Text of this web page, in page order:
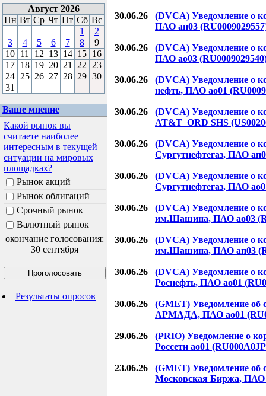
Август 2026
Пн Вт Ср Чт Пт Сб Вс
1
2
3
4 5 6 7 8
9
10 11 12 13 14 15 16
17 18 19 20 21 22
23
24 25 26 27 28 29 30
31
Ваше мнение
Какой рынок вы
считаете наиболее
интересным в текущей
ситуации на мировых
площадках?
Рынок акций
Рынок облигаций
Срочный рынок
Валютный рынок
окончание голосования:
30 сентября
Результаты опросов
30.06.26
(DVCA) Уведомление о
ПАО ап03
30.06.26
(DVCA) Уведомление о
ПАО ао03
30.06.26
(DVCA) Уведомление о
нефть, ПАО ао01
30.06.26
(DVCA) Уведомление о
AT&T_ORD SHS
30.06.26
(DVCA) Уведомление о
Сургутнефтегаз, ПАО
30.06.26
(DVCA) Уведомление о
Сургутнефтегаз, ПАО
30.06.26
(DVCA) Уведомление о
им.Шашина, ПАО ао03
30.06.26
(DVCA) Уведомление о
им.Шашина, ПАО ап03
30.06.26
(DVCA) Уведомление о
Роснефть, ПАО ао01
30.06.26
(GMET) Уведомление об
АРМАДА, ПАО ао01
29.06.26
(PRIO) Уведомление о
Россети ао01
23.06.26
(GMET) Уведомление об
Московская Биржа, ПАО